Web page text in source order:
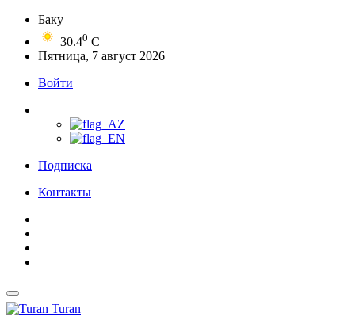
Баку
30.40 C
Пятница, 7 август 2026
Войти
Подписка
Контакты
Turan